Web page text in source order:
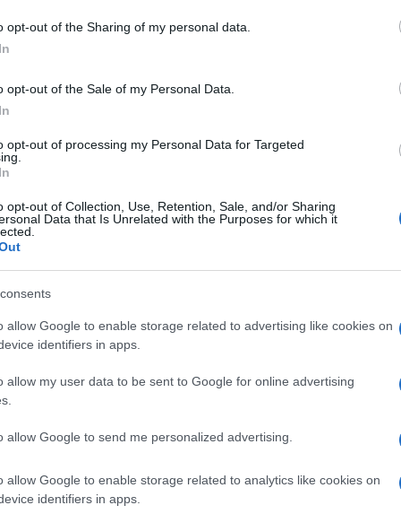
opt-out of the Sharing of my personal data.
opt-out of the Sale of my Personal Data.
opt-out of processing my Personal Data for Targeted
opt-out of Collection, Use, Retention, Sale, and/or Sharing
Data that Is Unrelated with the Purposes for which it
allow Google to enable storage related to advertising like cookies on
identifiers in apps.
allow my user data to be sent to Google for online advertising
allow Google to send me personalized advertising.
allow Google to enable storage related to analytics like cookies on
identifiers in apps.
de la construcción
Perte, que prioriza proyectos que integren
hasta un 10% de puntuación adicional en
Vivienda. Este enfoque busca no solo modernizar
la oferta de viviendas en un contexto donde la
es que, mediante la industrialización, se puedan
objetivo a largo plazo de alcanzar las 20.000.
1.000 millones se asignarán a la financiación,
Oficial (ICO) y otros instrumentos financieros. Este
empresas que fomentan tanto la oferta como la
espera que cada euro invertido genere un efecto
lo que podría transformar la dinámica de la